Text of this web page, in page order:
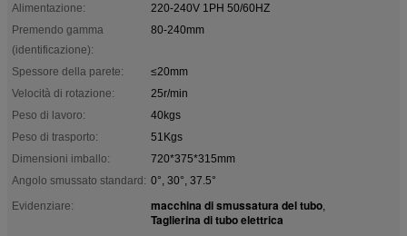
Alimentazione:
220-240V 1PH 50/60HZ
Premendo gamma
(identificazione):
80-240mm
Spessore della parete:
≤20mm
Velocità di rotazione:
25r/min
Peso di lavoro:
40kgs
Peso di trasporto:
51Kgs
Dimensioni imballo:
720*375*315mm
Angolo smussato standard: 0°, 30°, 37.5°
Evidenziare:
macchina di smussatura del tubo,
Taglierina di tubo elettrica